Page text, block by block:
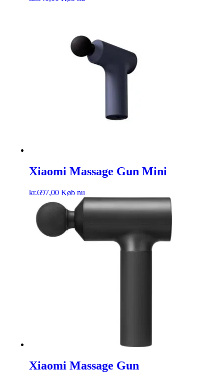
Xiaomi Massage Gun Mini
kr.697,00 Køb nu
Xiaomi Massage Gun